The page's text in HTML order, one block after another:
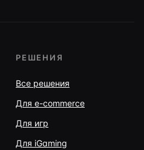
РЕШЕНИЯ
Все решения
Для e-commerce
Для игр
Для iGaming